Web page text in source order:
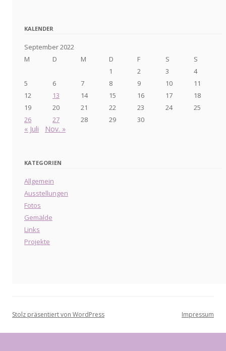
KALENDER
September 2022
M
D M D F S
S
1
2 3
4
5
6 7 8 9 10
11
12
13 14 15 16 17
18
19
20 21 22 23 24
25
26
27 28 29 30
« Juli Nov. »
KATEGORIEN
Allgemein
Ausstellungen
Fotos
Gemälde
Links
Projekte
Stolz präsentiert von WordPress Impressum